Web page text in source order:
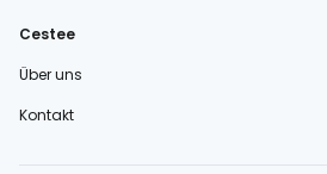
Cestee
Über uns
Kontakt